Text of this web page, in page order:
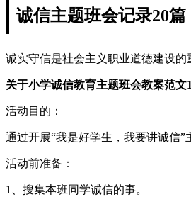
诚信主题班会记录20篇
诚实守信是社会主义职业道德建设
关于小学诚信教育主题班会教案范文1
活动目的：
通过开展“我是好学生，我要讲诚信
活动前准备：
1、搜集本班同学诚信的事。